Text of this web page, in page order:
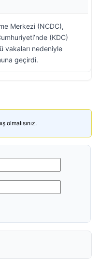
Merkezi (NCDC),
(KDC)
vakaları nedeniyle
geçirdi.
olmalısınız.